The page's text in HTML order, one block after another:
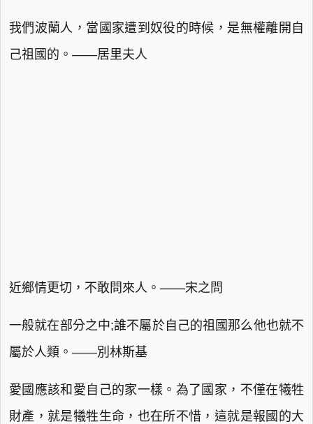
我們波蘭人，當國家遭到奴役的時候，是無權離開自
己祖國的。——居里夫人
近鄉情更切，不敢問來人。——宋之問
一般就在部分之中;誰不屬於自己的祖國那么他也就不
屬於人類。——別林斯基
愛國應該和愛自己的家一樣。為了國家，不僅在犧牲
財產，就是犧牲生命，也在所不惜，這就是報國的大